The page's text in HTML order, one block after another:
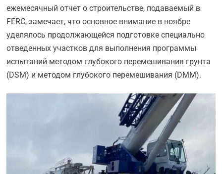
ежемесячный отчет о строительстве, подаваемый в
FERC, замечает, что основное внимание в ноябре
уделялось продолжающейся подготовке специально
отведенных участков для выполнения программы
испытаний методом глубокого перемешивания грунта
(DSM) и методом глубокого перемешивания (DMM).